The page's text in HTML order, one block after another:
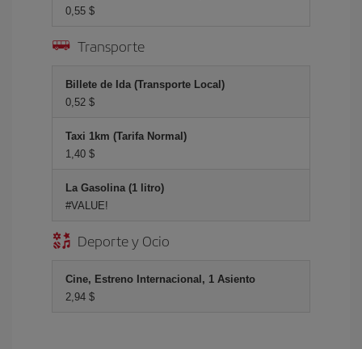
0,55 $
Transporte
Billete de Ida (Transporte Local)
0,52 $
Taxi 1km (Tarifa Normal)
1,40 $
La Gasolina (1 litro)
#VALUE!
Deporte y Ocio
Cine, Estreno Internacional, 1 Asiento
2,94 $